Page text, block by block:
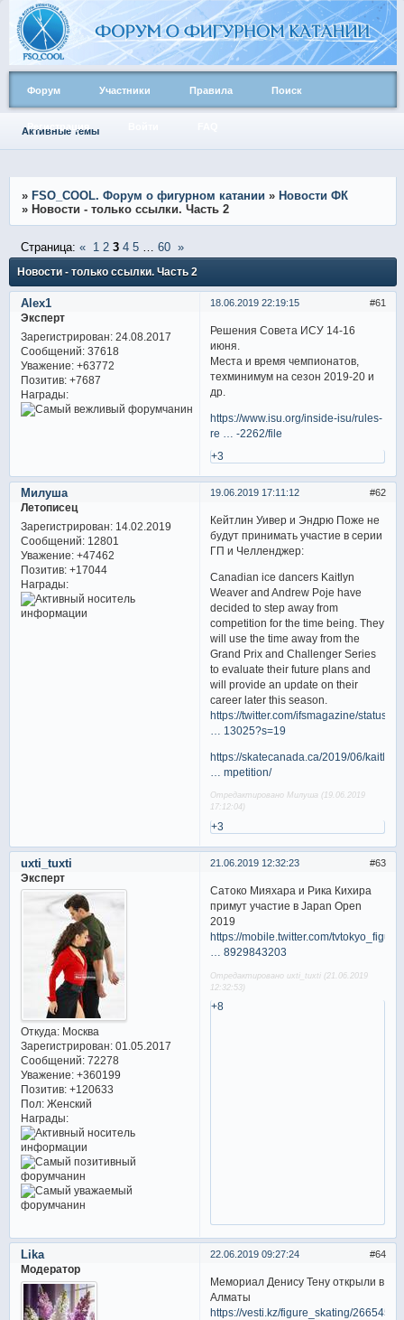
Форум Участники Правила Поиск
Активные темы
» FSO_COOL. Форум о фигурном катании » Новости ФК
» Новости - только ссылки. Часть 2
Новости - только ссылки. Часть 2
Страница: « 1 2 3 4 5 60 »
61
18.06.2019 22:19:15
Alex1
Эксперт
Зарегистрирован: 24.08.2017
Сообщений:37618
Уважение: +63772
Позитив: +7687
Награды:
Решения Совета ИСУ 14-16
июня.
Места и время чемпионатов,
техминимум на сезон 2019-20 и
др.
https://www.isu.org/inside-isu/rules-
re … -2262/file
+3
62
19.06.2019 17:11:12
Милуша
Летописец
Зарегистрирован: 14.02.2019
Сообщений:12801
Уважение: +47462
Позитив: +17044
Награды:
Кейтлин Уивер и Эндрю Поже не
будут принимать участие в серии
ГП и Челленджер:
Canadian ice dancers Kaitlyn
Weaver and Andrew Poje have
decided to step away from
competition for the time being. They
will use the time away from the
Grand Prix and Challenger Series
to evaluate their future plans and
will provide an update on their
career later this season.
https://twitter.com/ifsmagazine/status/
… 13025?s=19
https://skatecanada.ca/2019/06/kaitlyn-
… mpetition/
Отредактировано Милуша (19.06.2019
17:12:04)
+3
63
21.06.2019 12:32:23
uxti_tuxti
Эксперт
Откуда:Москва
Зарегистрирован: 01.05.2017
Сообщений:72278
Уважение: +360199
Позитив: +120633
Пол:Женский
Награды:
Сатоко Мияхара и Рика Кихира
примут участие в Japan Open
2019
https://mobile.twitter.com/tvtokyo_figu
… 8929843203
Отредактировано uxti_tuxti (21.06.2019
12:32:53)
+8
64
22.06.2019 09:27:24
Lika
Модератор
Мемориал Денису Тену открыли в
Алматы
https://vesti.kz/figure_skating/266545/